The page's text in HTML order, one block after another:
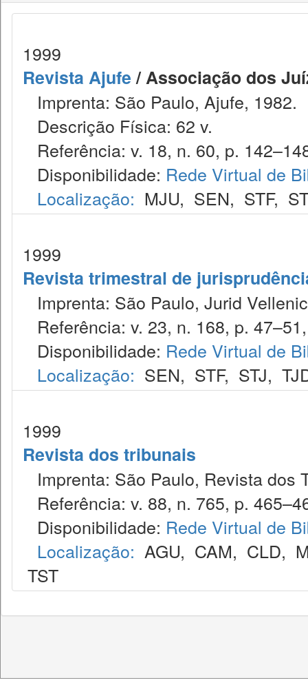
1999
Revista Ajufe/ Associação dos
Imprenta: São Paulo, Ajufe, 1982.
Descrição Física: 62 v.
Referência: v. 18, n. 60, p.
Disponibilidade: Rede Virtual de
Localização: MJU, SEN, STF,
1999
Revista trimestral de
Imprenta: São Paulo, Jurid
Referência: v. 23, n. 168, p.
Disponibilidade: Rede Virtual de
Localização: SEN, STF, STJ,
1999
Revista dos tribunais
Imprenta: São Paulo, Revista dos
Referência: v. 88, n. 765, p.
Disponibilidade: Rede Virtual de
Localização: AGU, CAM, CLD,
TST